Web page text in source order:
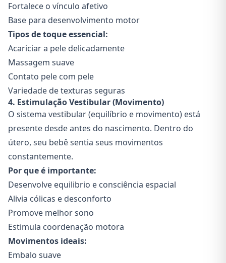
Fortalece o vínculo afetivo
Base para desenvolvimento motor
Tipos de toque essencial:
Acariciar a pele delicadamente
Massagem suave
Contato pele com pele
Variedade de texturas seguras
4. Estimulação Vestibular (Movimento)
O sistema vestibular (equilíbrio e movimento) está
presente desde antes do nascimento. Dentro do
útero, seu bebê sentia seus movimentos
constantemente.
Por que é importante:
Desenvolve equilibrio e consciência espacial
Alivia cólicas e desconforto
Promove melhor sono
Estimula coordenação motora
Movimentos ideais:
Embalo suave